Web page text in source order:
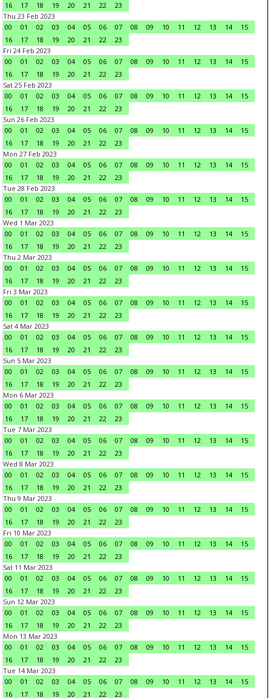
16
17 18 19 20 21 22
23
Thu 23 Feb 2023
00
01 02 03 04 05 06 07 08 09 10 11 12 13 14
15
16
17 18 19 20 21 22
23
Fri 24 Feb 2023
00
01 02 03 04 05 06 07 08 09 10 11 12 13 14
15
16
17 18 19 20 21 22
23
Sat 25 Feb 2023
00
01 02 03 04 05 06 07 08 09 10 11 12 13 14
15
16
17 18 19 20 21 22
23
Sun 26 Feb 2023
00
01 02 03 04 05 06 07 08 09 10 11 12 13 14
15
16
17 18 19 20 21 22
23
Mon 27 Feb 2023
00
01 02 03 04 05 06 07 08 09 10 11 12 13 14
15
16
17 18 19 20 21 22
23
Tue 28 Feb 2023
00
01 02 03 04 05 06 07 08 09 10 11 12 13 14
15
16
17 18 19 20 21 22
23
Wed 1 Mar 2023
00
01 02 03 04 05 06 07 08 09 10 11 12 13 14
15
16
17 18 19 20 21 22
23
Thu 2 Mar 2023
00
01 02 03 04 05 06 07 08 09 10 11 12 13 14
15
16
17 18 19 20 21 22
23
Fri 3 Mar 2023
00
01 02 03 04 05 06 07 08 09 10 11 12 13 14
15
16
17 18 19 20 21 22
23
Sat 4 Mar 2023
00
01 02 03 04 05 06 07 08 09 10 11 12 13 14
15
16
17 18 19 20 21 22
23
Sun 5 Mar 2023
00
01 02 03 04 05 06 07 08 09 10 11 12 13 14
15
16
17 18 19 20 21 22
23
Mon 6 Mar 2023
00
01 02 03 04 05 06 07 08 09 10 11 12 13 14
15
16
17 18 19 20 21 22
23
Tue 7 Mar 2023
00
01 02 03 04 05 06 07 08 09 10 11 12 13 14
15
16
17 18 19 20 21 22
23
Wed 8 Mar 2023
00
01 02 03 04 05 06 07 08 09 10 11 12 13 14
15
16
17 18 19 20 21 22
23
Thu 9 Mar 2023
00
01 02 03 04 05 06 07 08 09 10 11 12 13 14
15
16
17 18 19 20 21 22
23
Fri 10 Mar 2023
00
01 02 03 04 05 06 07 08 09 10 11 12 13 14
15
16
17 18 19 20 21 22
23
Sat 11 Mar 2023
00
01 02 03 04 05 06 07 08 09 10 11 12 13 14
15
16
17 18 19 20 21 22
23
Sun 12 Mar 2023
00
01 02 03 04 05 06 07 08 09 10 11 12 13 14
15
16
17 18 19 20 21 22
23
Mon 13 Mar 2023
00
01 02 03 04 05 06 07 08 09 10 11 12 13 14
15
16
17 18 19 20 21 22
23
Tue 14 Mar 2023
00
01 02 03 04 05 06 07 08 09 10 11 12 13 14
15
16
17 18 19 20 21 22 23